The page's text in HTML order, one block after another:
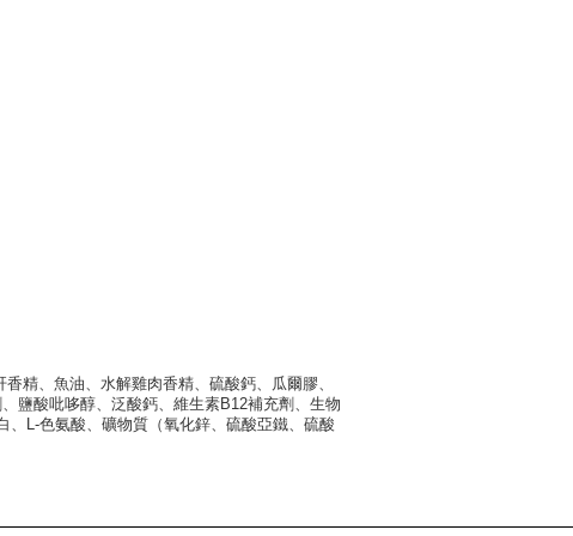
精、魚油、水解雞肉香精、硫酸鈣、瓜爾膠、
鹽酸吡哆醇、泛酸鈣、維生素B12補充劑、生物
L-色氨酸、礦物質（氧化鋅、硫酸亞鐵、硫酸